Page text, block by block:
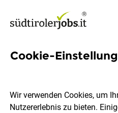
Content
ADDITIVE
Cookie-
Wir verwenden Cookies, um
Nutzererlebnis zu bieten.